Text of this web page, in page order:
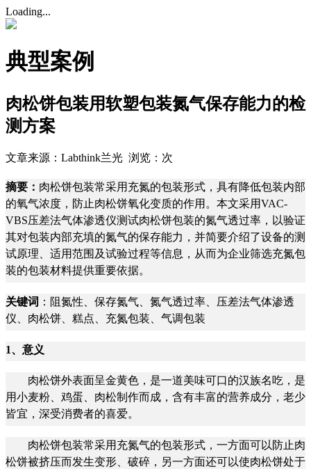
Loading...
典型案例
肉松饼包装用软塑包装氮气保存能力的检
测方案
文章来源：Labthink兰光 浏览： 次
摘要： 肉松饼包装常采用充氮的包装形式，具有降低包装内部
的氧气浓度，防止肉松饼氧化变质的作用。本文采用VAC-
VBS压差法气体渗透仪测试肉松饼包装的氮气透过率，以验证
其对包装内部充填的氮气的保存能力，并简要介绍了设备的测
试原理、适用范围及试验过程等信息，从而为企业筛选充氮包
装的包装材料提供重要依据。
关键词 ：阻氮性、保存氮气、氮气透过率、压差法气体渗透
仪、肉松饼、糕点、充氮包装、气调包装
1、意义
肉松饼外表面呈金黄色，是一道美味可口的汉族名吃，是
用小麦粉、鸡蛋、肉松制作而成，含有丰富的营养成分，老少
皆宜，深受消费者的喜爱。
肉松饼包装常采用充氮气的包装形式，一方面可以防止肉
松饼被挤压而发生变形、破碎，另一方面还可以使肉松饼处于